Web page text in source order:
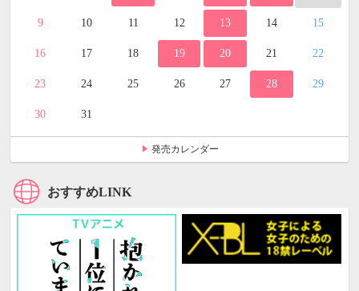
9 10 11 12 13 14 15
16 17 18 19 20 21 22
23 24 25 26 27 28 29
30 31
発売カレンダー
おすすめLINK